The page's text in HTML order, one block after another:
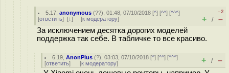
5.17 ,anonymous (??), 01:48, 07/10/2018 [^] [^^] [^^^]
[ответить] [↓] [к модератору]
–2
+ / –
За исключением десятка дорогих моделей
поддержка так себе. В табличке то все красиво.
6.19 ,AnonPlus (?), 03:03, 07/10/2018 [^] [^^] [^^^]
[ответить] [к модератору] + / –